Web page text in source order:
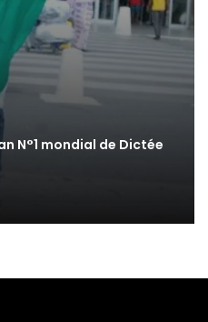
N°1 mondial de Dictée